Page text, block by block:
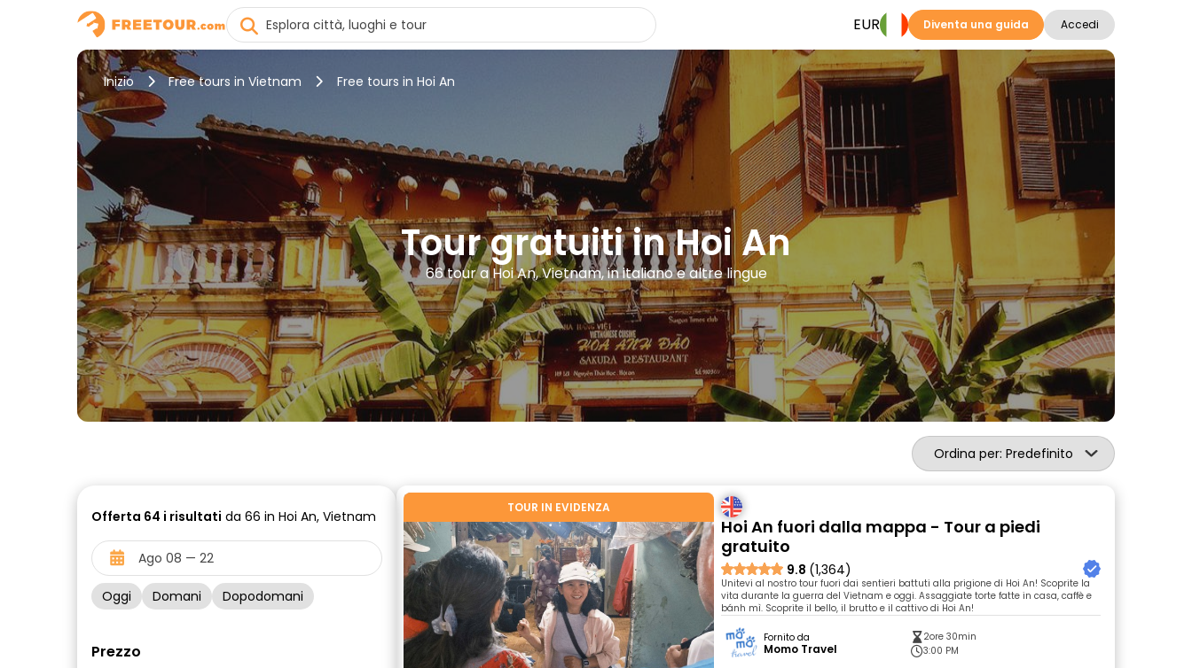
EUR Diventa una guida Accedi
Inizio Free tours in Vietnam Free tours in Hoi An
Tour gratuiti in Hoi An
66 tour a Hoi An, Vietnam, in italiano e altre lingue
Ordina per: Predefinito
Offerta 64 i risultati da 66 in Hoi An, Vietnam
Oggi Domani Dopodomani
Prezzo
TOUR IN EVIDENZA
Hoi An fuori dalla mappa - Tour a piedi
gratuito
9.8 (1,364)
Unitevi al nostro tour fuori dai sentieri battuti alla prigione di Hoi An! Scoprite la
vita durante la guerra del Vietnam e oggi. Assaggiate torte fatte in casa, caffè e
bánh mì. Scoprite il bello, il brutto e il cattivo di Hoi An!
Fornito da
Momo Travel
2ore 30min
3:00 PM